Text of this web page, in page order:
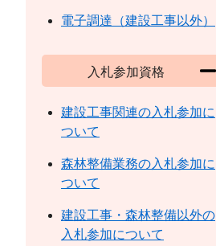
電子調達（建設工事以外）
入札参加資格
建設工事関連の入札参加に
ついて
森林整備業務の入札参加に
ついて
建設工事・森林整備以外の
入札参加について